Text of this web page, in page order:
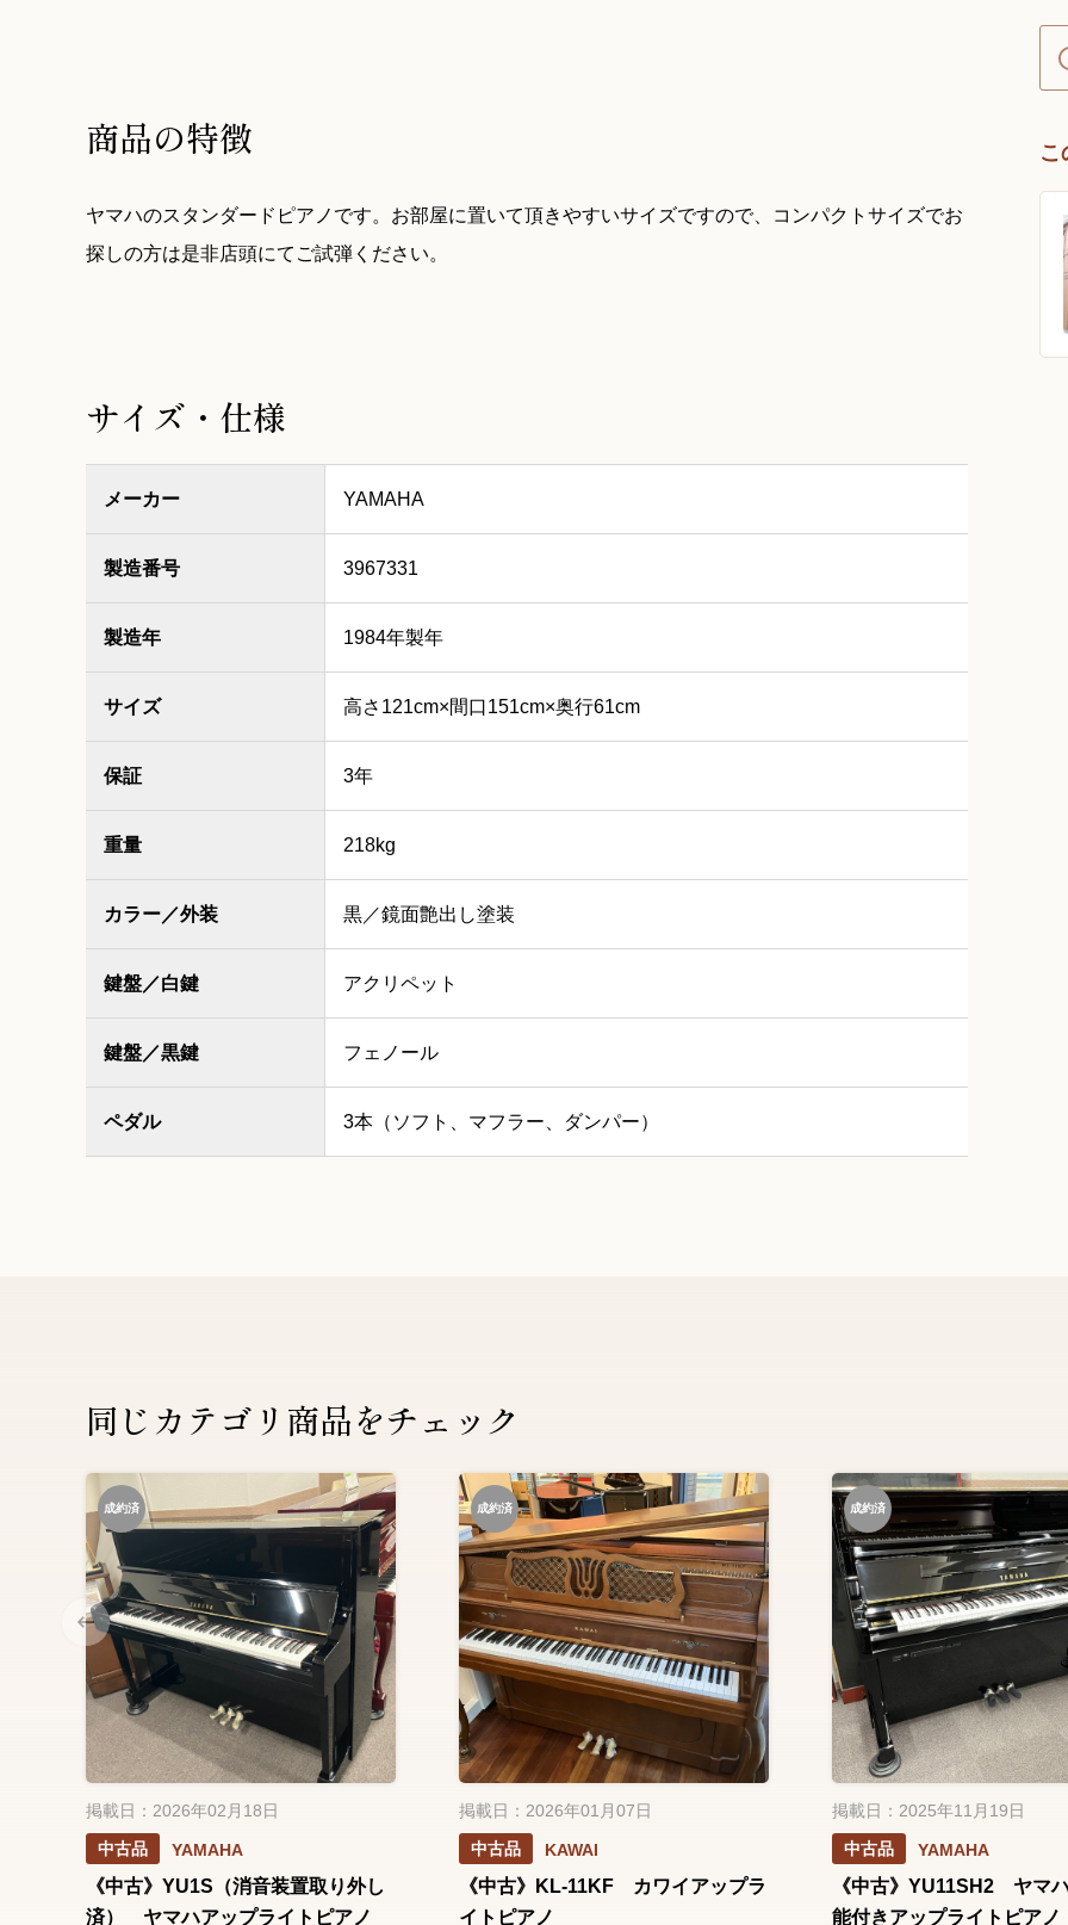
こ
商品の特徴
ヤマハのスタンダードピアノです。お部屋に置いて頂きやすいサイズですので、コンパクトサイズでお
探しの方は是非店頭にてご試弾ください。
サイズ・仕様
メーカー YAMAHA
製造番号 3967331
製造年 1984年製年
サイズ 高さ121cm×間口151cm×奥行61cm
保証 3年
重量 218kg
カラー／外装 黒／鏡面艶出し塗装
鍵盤／白鍵 アクリペット
鍵盤／黒鍵 フェノール
ペダル 3本（ソフト、マフラー、ダンパー）
同じカテゴリ商品をチェック
成約済
掲載日：2026年02月18日
中古品
YAMAHA
《中古》YU1S（消音装置取り外し
済） ヤマハアップライトピアノ
成約済
掲載日：2026年01月07日
中古品
KAWAI
《中古》KL-11KF カワイアップラ
イトピアノ
成約済
掲載日：2025年11月19日
中古品
YAMAHA
《中古》YU11SH2 ヤマ
能付きアップライトピアノ